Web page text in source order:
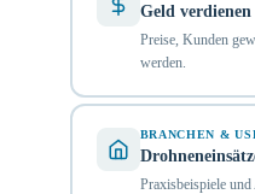
Geld
Preise, Kunden
werden.
BRANCHEN &
Praxisbeispiele und